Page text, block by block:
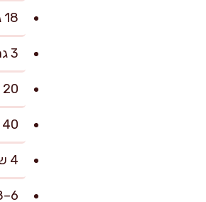
18 גרם מלח ים דק או מלח שולחן (כ-1.8% ממשקל הבשר)
3 גרם פלפל שחור גרוס טרי
20 מ"ל שמן קנולה או שמן זרעי ענבים
40 גרם חמאה
4 שיני שום (כ-16 גרם), פרוסות דק
6–8 ענפי תימין או רוזמרין (כ-10 גרם)